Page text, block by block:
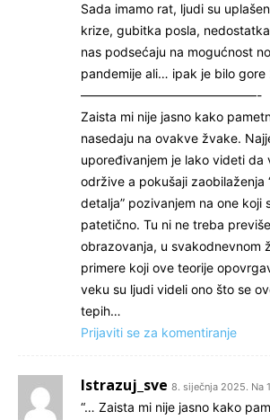
Sada imamo rat, ljudi su
krize, gubitka posla,
nas podsećaju na mogućnost
pandemije ali… ipak je bilo gore
——————————————-
Zaista mi nije jasno kako
nasedaju na ovakve žvake.
upoređivanjem je lako videti da
održive a pokušaji zaobilaženja
detalja” pozivanjem na one koji
patetično. Tu ni ne treba
obrazovanja, u svakodnevnom
primere koji ove teorije
veku su ljudi videli ono što se
tepih…
Prijaviti se za komentiranje
Istrazuj_sve 8. siječnja 2025. Na
“… Zaista mi nije jasno kako